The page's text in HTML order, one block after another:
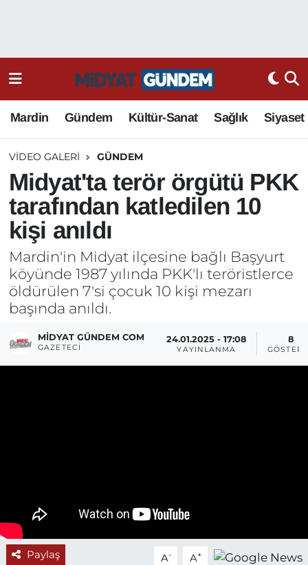
Mardin Gündem Kültür-Sanat Sağlık Siyaset
VIDEO GALERI GÜNDEM
Midyat'ta terör örgütü PKK
tarafından katledilen 10
kişi anıldı
Mardin'in Midyat ilçesine bağlı Başyurt
köyünde 1987 yılında PKK'lı teröristlerce
öldürülen 7'si çocuk 10 kişi mezarı
başında anıldı.
MIDYAT GÜNDEM COM
GAZETECI
24.01.2025 - 17:08
YAYINLANMA
8
Paylaş A- A+